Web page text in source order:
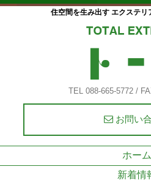
住空間を生み出す エクステリ
TEL 088-665-5772 /
お問い
ホーム
新着情